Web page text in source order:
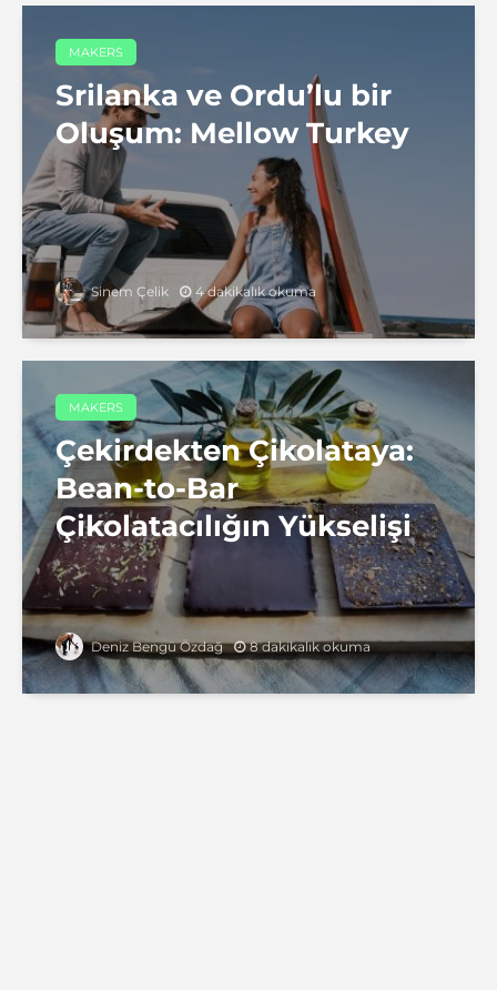
MAKERS
Srilanka ve Ordu’lu bir
Oluşum: Mellow Turkey
Sinem Çelik 4 dakikalık okuma
MAKERS
Çekirdekten Çikolataya:
Bean-to-Bar
Çikolatacılığın Yükselişi
Deniz Bengü Özdağ 8 dakikalık okuma